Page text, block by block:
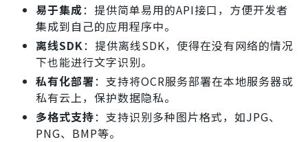
易于集成：提供简单易用的API接口，方便开发者
集成到自己的应用程序中。
离线SDK：提供离线SDK，使得在没有网络的情况
下也能进行文字识别。
私有化部署：支持将OCR服务部署在本地服务器或
私有云上，保护数据隐私。
多格式支持：支持识别多种图片格式，如JPG、
PNG、BMP等。